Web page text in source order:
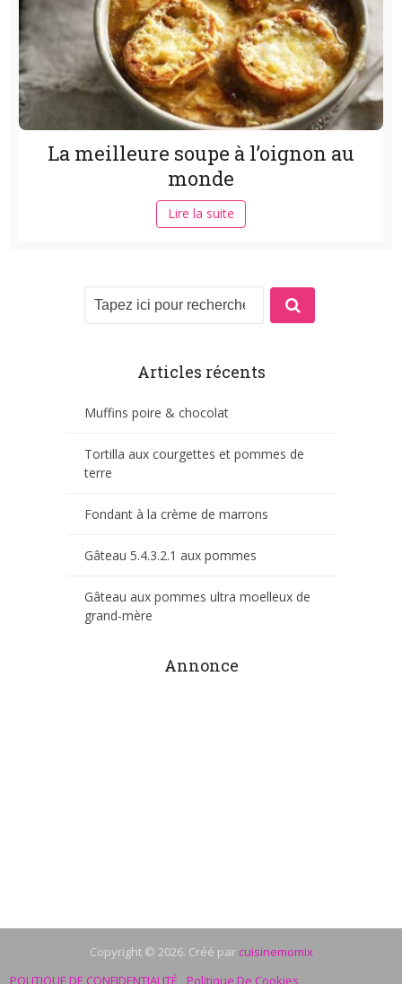
La meilleure soupe à l’oignon au
monde
Lire la suite
Articles récents
Muffins poire & chocolat
Tortilla aux courgettes et pommes de
terre
Fondant à la crème de marrons
Gâteau 5.4.3.2.1 aux pommes
Gâteau aux pommes ultra moelleux de
grand-mère
Annonce
Copyright © 2026. Créé par cuisinemomix
POLITIQUE DE CONFIDENTIALITÉ
Politique De Cookies